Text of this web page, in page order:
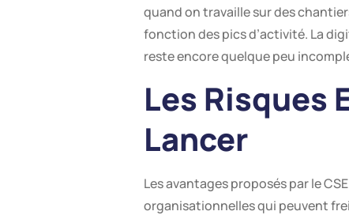
quand on travaille sur des
fonction des pics d’activité. La
reste encore quelque peu
Les Risques
Lancer
Les avantages proposés par le
organisationnelles qui peuvent